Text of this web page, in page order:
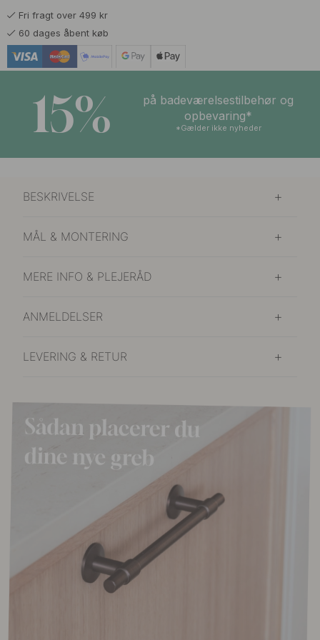
Mat Sort
Poleret Messing 169 kr
Rustfrit Look
Fri fragt over 499 kr
60 dages åbent køb
15%
på badeværelsestilbehør og
opbevaring*
*Gælder ikke nyheder
BESKRIVELSE
MÅL & MONTERING
MERE INFO & PLEJERÅD
ANMELDELSER
LEVERING & RETUR